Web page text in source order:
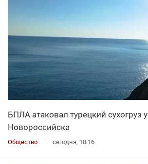
БПЛА атаковал турецкий сухогруз у
Новороссийска
Общество сегодня, 18:16